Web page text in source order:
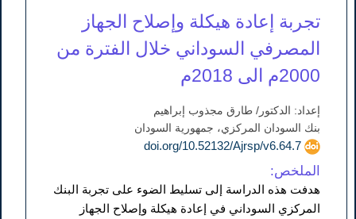
تجربة إعادة هيكلة وإصلاح الجهاز
المصرفي السوداني خلال الفترة من
2000م الى 2018م
إعداد: الدكتور/ طارق مجذوب إبراهيم
بنك السودان المركزي، جمهورية السودان
doi.org/10.52132/Ajrsp/v6.64.7
الملخص:
هدفت هذه الدراسة إلى تسليط الضوء على تجربة البنك
المركزي السوداني في إعادة هيكلة وإصلاح الجهاز